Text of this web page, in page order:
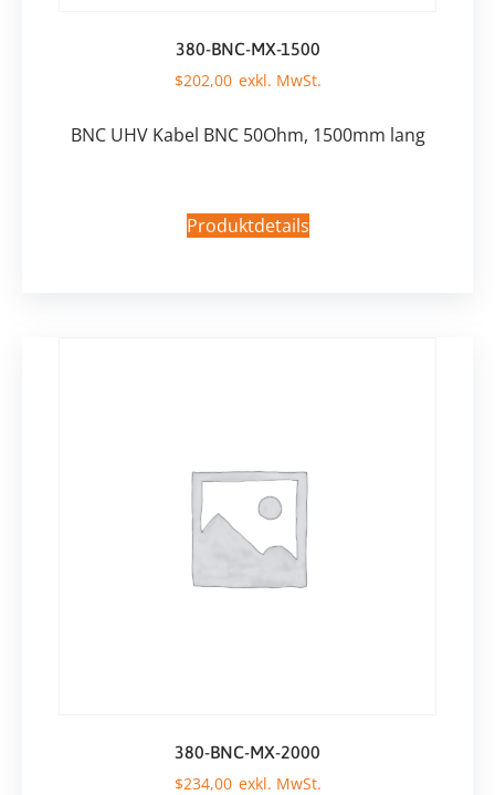
380-BNC-MX-1500
$202,00
BNC UHV Kabel BNC 50Ohm, 1500mm lang
Produktdetails
380-BNC-MX-2000
$234,00